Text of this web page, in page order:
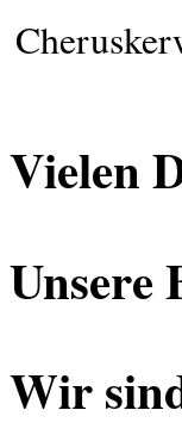
Vielen
Unsere
Wir